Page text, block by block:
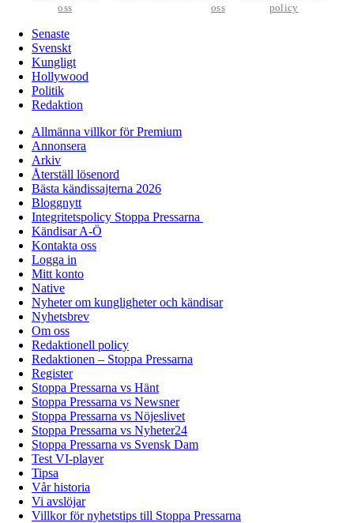
oss
oss
policy
Senaste
Svenskt
Kungligt
Hollywood
Politik
Redaktion
Allmänna villkor för Premium
Annonsera
Arkiv
Återställ lösenord
Bästa kändissajterna 2026
Bloggnytt
Integritetspolicy Stoppa Pressarna
Kändisar A-Ö
Kontakta oss
Logga in
Mitt konto
Native
Nyheter om kungligheter och kändisar
Nyhetsbrev
Om oss
Redaktionell policy
Redaktionen – Stoppa Pressarna
Register
Stoppa Pressarna vs Hänt
Stoppa Pressarna vs Newsner
Stoppa Pressarna vs Nöjeslivet
Stoppa Pressarna vs Nyheter24
Stoppa Pressarna vs Svensk Dam
Test VI-player
Tipsa
Vår historia
Vi avslöjar
Villkor för nyhetstips till Stoppa Pressarna